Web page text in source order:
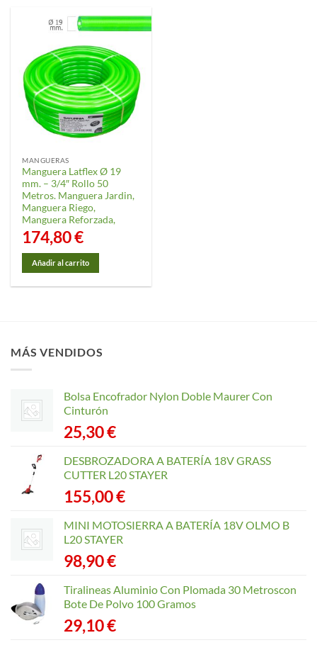
múltiples
variantes.
Las
opciones
se
pueden
elegir
página
producto
MANGUERAS
Manguera Latflex Ø 19
mm. – 3/4″ Rollo 50
Metros. Manguera Jardin,
Manguera Riego,
Manguera Reforzada,
174,80€
Añadir al carrito
MÁS VENDIDOS
Bolsa Encofrador Nylon Doble Maurer Con
Cinturón
25,30€
DESBROZADORA A BATERÍA 18V GRASS
CUTTER L20 STAYER
155,00€
MINI MOTOSIERRA A BATERÍA 18V OLMO B
L20 STAYER
98,90€
Tiralineas Aluminio Con Plomada 30 Metroscon
Bote De Polvo 100 Gramos
29,10€